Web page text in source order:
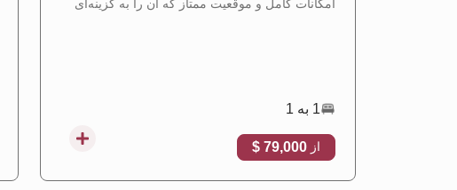
امکانات کامل و موقعیت ممتاز که آن را به گزینه‌ای
1 به 1
از 79,000 $